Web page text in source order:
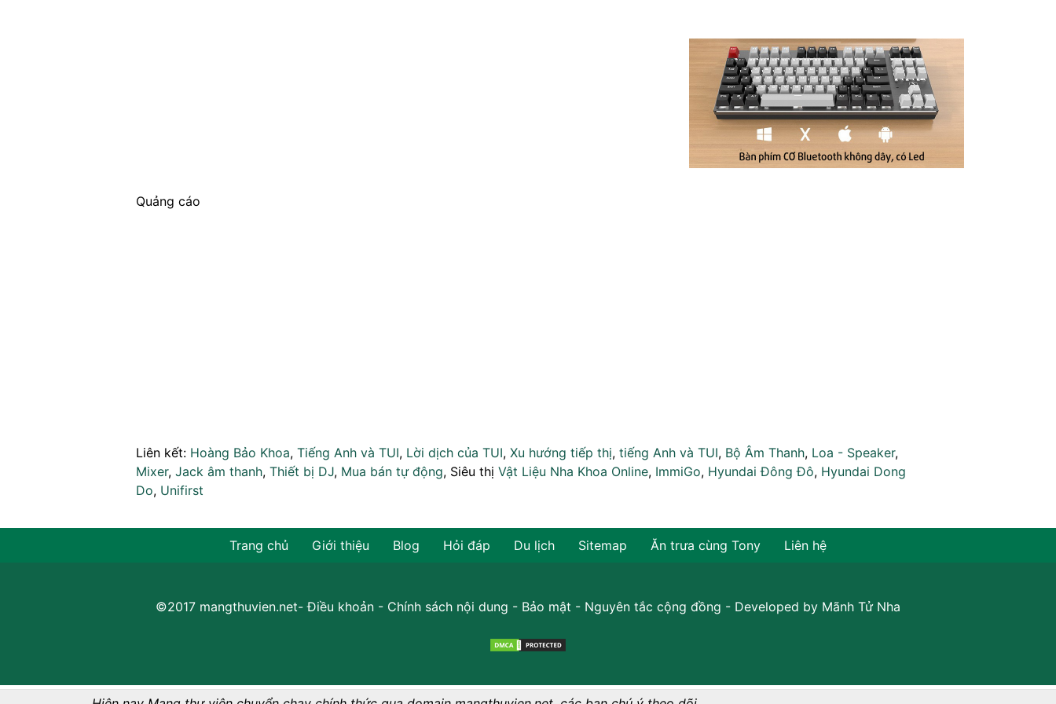
Quảng cáo
Liên kết: Hoàng Bảo Khoa, Tiếng Anh và TUI, Lời dịch của TUI, Xu hướng tiếp thị, tiếng Anh và TUI, Bộ Âm Thanh, Loa - Speaker,
Mixer, Jack âm thanh, Thiết bị DJ, Mua bán tự động, Siêu thị Vật Liệu Nha Khoa Online, ImmiGo, Hyundai Đông Đô, Hyundai Dong
Do, Unifirst
Trang chủ Giới thiệu Blog Hỏi đáp Du lịch Sitemap Ăn trưa cùng Tony Liên hệ
©2017 mangthuvien.net-Điều khoản - Chính sách nội dung - Bảo mật - Nguyên tắc cộng đồng - Developed by Mãnh Tử Nha